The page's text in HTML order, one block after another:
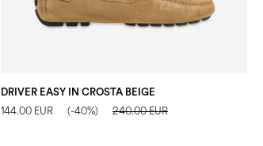
DRIVER EASY IN CROSTA BEIGE
144.00 EUR (-40%) 240.00 EUR